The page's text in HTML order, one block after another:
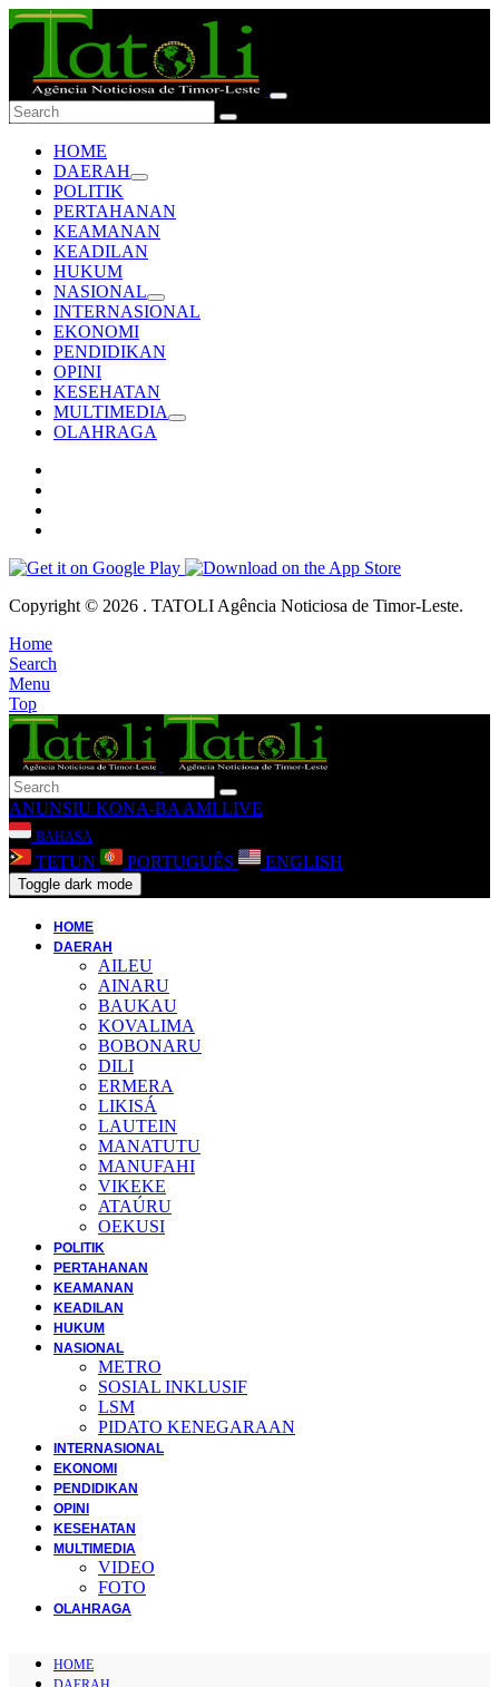
HOME
DAERAH
POLITIK
PERTAHANAN
KEAMANAN
KEADILAN
HUKUM
NASIONAL
INTERNASIONAL
EKONOMI
PENDIDIKAN
OPINI
KESEHATAN
MULTIMEDIA
OLAHRAGA
Copyright © 2026 . TATOLI Agência Noticiosa de Timor-Leste.
Home
Search
Menu
Top
ANUNSIU KONA-BA AMI LIVE
BAHASA
TETUN PORTUGUÊS ENGLISH
Toggle dark mode
HOME
DAERAH
AILEU
AINARU
BAUKAU
KOVALIMA
BOBONARU
DILI
ERMERA
LIKISÁ
LAUTEIN
MANATUTU
MANUFAHI
VIKEKE
ATAÚRU
OEKUSI
POLITIK
PERTAHANAN
KEAMANAN
KEADILAN
HUKUM
NASIONAL
METRO
SOSIAL INKLUSIF
LSM
PIDATO KENEGARAAN
INTERNASIONAL
EKONOMI
PENDIDIKAN
OPINI
KESEHATAN
MULTIMEDIA
VIDEO
FOTO
OLAHRAGA
HOME